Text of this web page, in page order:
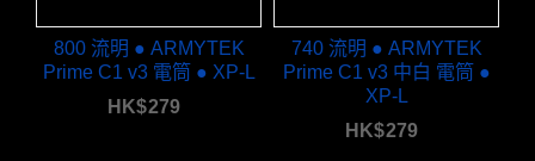
800 流明 ● ARMYTEK
Prime C1 v3 電筒 ● XP-L
HK$279
740 流明 ● ARMYTEK
Prime C1 v3 中白 電筒 ●
XP-L
HK$279